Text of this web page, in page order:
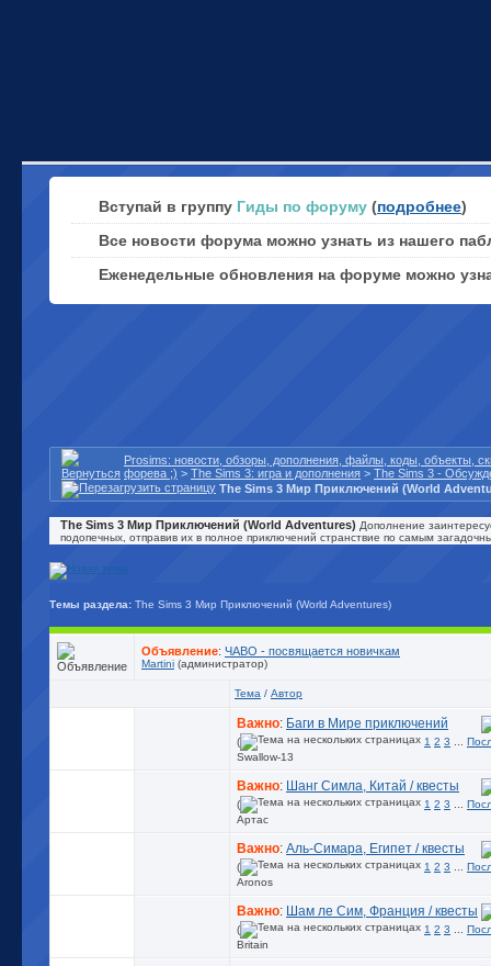
Вступай в группу Гиды по форуму (подробнее)
Все новости форума можно узнать из нашего
Еженедельные обновления на форуме можно
Prosims: новости, обзоры, дополнения, файлы, коды, объекты,
форева ;) > The Sims 3: игра и дополнения > The Sims 3 -
The Sims 3 Мир Приключений (World
The Sims 3 Мир Приключений (World Adventures) Дополнение
подопечных, отправив их в полное приключений странствие по самым
Темы раздела: The Sims 3 Мир Приключений (World Adventures)
Объявление: ЧАВО - посвящается новичкам
Martini (администратор)
Тема / Автор
Важно: Баги в Мире приключений
( 1 2 3
Swallow-13
Важно: Шанг Симла, Китай / квесты
( 1 2 3
Артас
Важно: Аль-Симара, Египет / квесты
( 1 2 3
Aronos
Важно: Шам ле Сим, Франция / квесты
( 1 2 3
Britain